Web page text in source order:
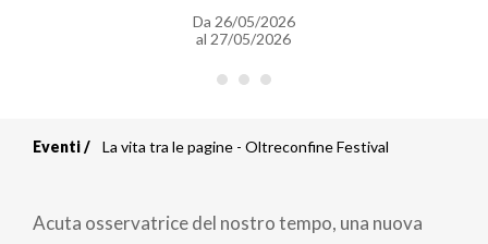
Da 26/05/2026
al 27/05/2026
di
Eventi La vita tra le pagine - Oltreconfine Festival
Acuta osservatrice del nostro tempo, una nuova